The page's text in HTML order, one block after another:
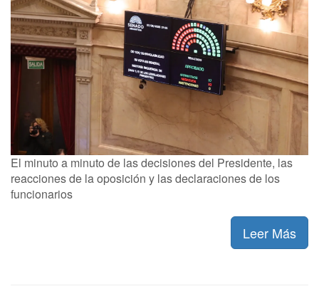
El minuto a minuto de las decisiones del Presidente, las
reacciones de la oposición y las declaraciones de los
funcionarios
Leer Más